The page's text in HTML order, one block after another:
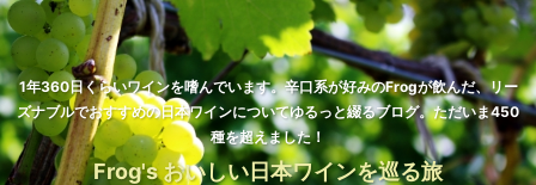
1年360日くらいワインを嗜んでいます。辛口系が好みのFrogが飲んだ、リー
ズナブルでおすすめの日本ワインについてゆるっと綴るブログ。ただいま450
種を超えました！
Frog's おいしい日本ワインを巡る旅